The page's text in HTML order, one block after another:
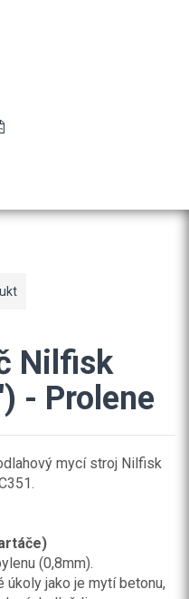
Nilfisk
- Prolene
mycí stroj Nilfisk
(0,8mm).
úkoly jako je mytí betonu,